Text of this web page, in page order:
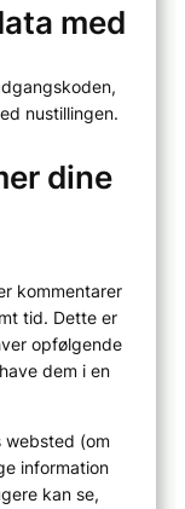
med
nustillingen.
dine
kommentarer
tid. Dette er
opfølgende
dem i en
websted (om
information
kan se,